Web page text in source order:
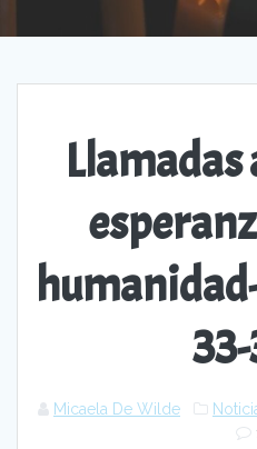
Llamadas
Micaela De Wilde